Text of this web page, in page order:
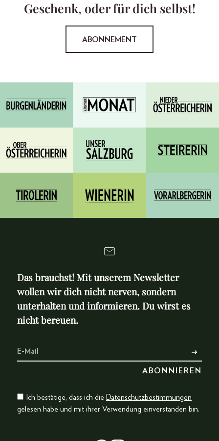
Geschenk, oder für dich selbst!
ABONNEMENT
Das brauchst! Mit unserem Newsletter
wollen wir dich nicht nerven, sondern
unterhalten und informieren. Du wirst es
nicht bereuen.
Ich bestätige, dass ich die Datenschutzbestimmungen
gelesen habe und mit ihrer Verwendung einverstanden bin.